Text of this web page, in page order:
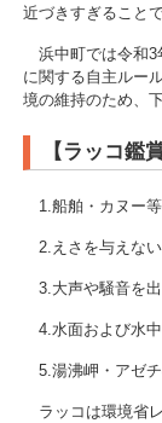
近づきすぎること
浜中町では令和3
に関する自主ルー
境の維持のため、
【ラッコ鑑
1.船舶・カヌー
2.えさを与えない
3.大声や騒音を
4.水面および水
5.湯沸岬・アゼ
ラッコは環境省